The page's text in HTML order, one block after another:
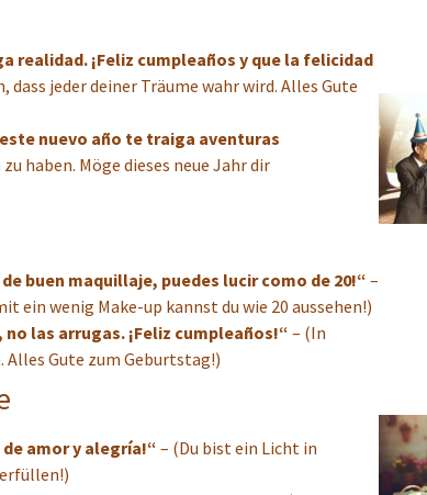
realidad. ¡Feliz cumpleaños y que la felicidad
dass jeder deiner Träume wahr wird. Alles Gute
nuevo año te traiga aventuras
haben. Möge dieses neue Jahr dir
buen maquillaje, puedes lucir como de 20!“–
ein wenig Make-up kannst du wie 20 aussehen!)
las arrugas. ¡Feliz cumpleaños!“ – (In
Gute zum Geburtstag!)
amor y alegría!“– (Du bist ein Licht in